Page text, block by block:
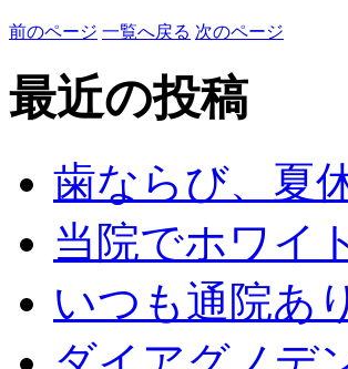
前のページ 一覧へ戻る 次のページ
最近の投稿
歯ならび、夏
当院でホワイ
いつも通院あ